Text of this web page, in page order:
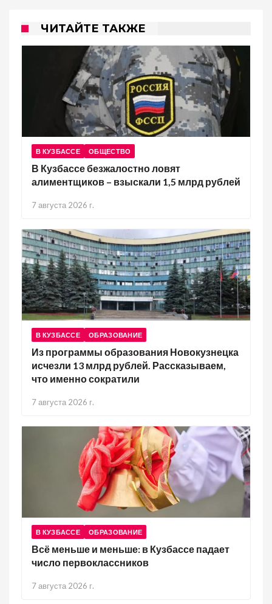
ЧИТАЙТЕ ТАКЖЕ
В КУЗБАССЕ ОБЩЕСТВО
В Кузбассе безжалостно ловят
алиментщиков – взыскали 1,5 млрд рублей
7 августа 2026 г.
В КУЗБАССЕ ОБРАЗОВАНИЕ
Из программы образования Новокузнецка
исчезли 13 млрд рублей. Рассказываем,
что именно сократили
7 августа 2026 г.
В КУЗБАССЕ ОБРАЗОВАНИЕ
Всё меньше и меньше: в Кузбассе падает
число первоклассников
7 августа 2026 г.